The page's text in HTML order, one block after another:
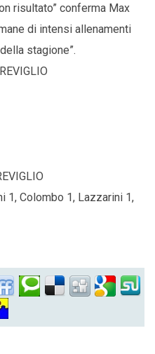
risultato” conferma Max
di intensi allenamenti
stagione”.
1, Colombo 1, Lazzarini 1,